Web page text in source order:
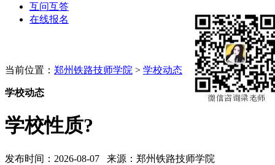
互问互答
在线报名
当前位置： 郑州铁路技师学院 > 学校动态
学校动态
学校性质?
发布时间：2026-08-07 来源：郑州铁路技师学院